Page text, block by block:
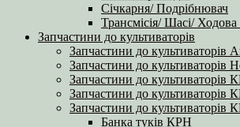
Січкарня/ Подрібнювач
Трансмісія/ Шасі/ Ходова
Запчастини до культиваторів
Запчастини до культиваторів
Запчастини до культиваторів
Запчастини до культиваторів
Запчастини до культиваторів
Запчастини до культиваторів
Банка туків КРН